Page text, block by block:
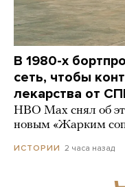
В 1980-х
сеть, чтобы
лекарства от
HBO Max снял об
новым «Жарким
ИСТОРИИ 2 часа назад